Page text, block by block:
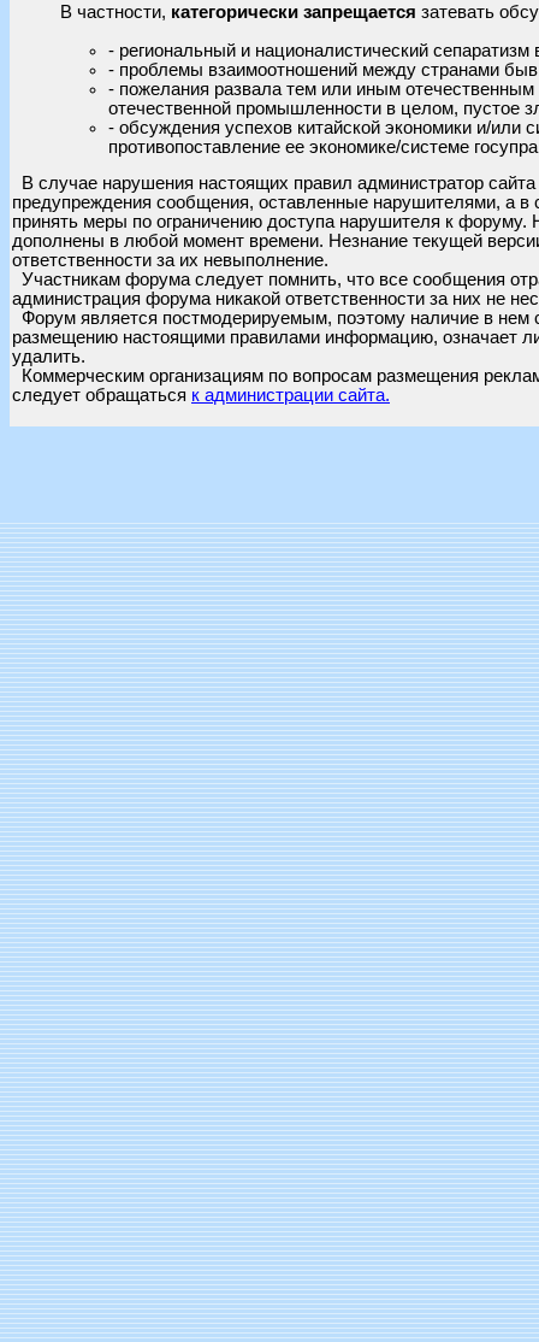
В частности, категорически запрещается затевать
- региональный и националистический
- проблемы взаимоотношений между странами
- пожелания развала тем или иным
отечественной промышленности в целом, пустое
- обсуждения успехов китайской экономики и/или
противопоставление ее экономике/системе
В случае нарушения настоящих правил администратор
предупреждения сообщения, оставленные нарушителями, а в
принять меры по ограничению доступа нарушителя к
дополнены в любой момент времени. Незнание текущей
ответственности за их невыполнение.
Участникам форума следует помнить, что все сообщения
администрация форума никакой ответственности за них не
Форум является постмодерируемым, поэтому наличие в
размещению настоящими правилами информацию, означает
удалить.
Коммерческим организациям по вопросам размещения
следует обращаться к администрации сайта.